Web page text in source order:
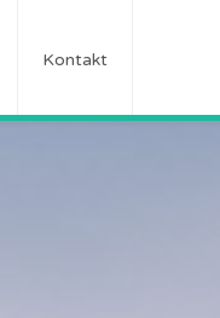
Kontakt